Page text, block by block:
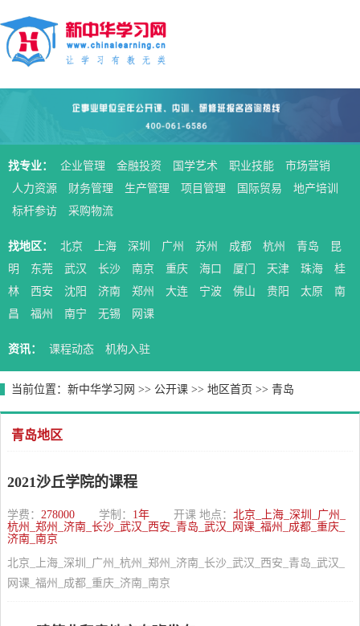
找专业： 企业管理 金融投资 国学艺术 职业技能
市场营销
人力资源
财务管理 生产管理 项目管理 国际贸易
地产培训
标杆参访
采购物流
找地区： 北京 上海 深圳 广州 苏州 成都 杭州 青岛
昆
明
东莞 武汉 长沙 南京 重庆 海口 厦门 天津 珠海
桂
林
西安 沈阳 济南 郑州 大连 宁波 佛山 贵阳 太原
南
昌
福州 南宁 无锡 网课
资讯： 课程动态 机构入驻
当前位置： 新中华学习网 >> 公开课 >> 地区首页 >> 青岛
青岛地区
2021沙丘学院的课程
学费： 278000 学制： 1年 开课 地点： 北京_上海_深圳_广州_
杭州_郑州_济南_长沙_武汉_西安_青岛_武汉_网课_福州_成都_重庆_
济南_南京
北京_上海_深圳_广州_杭州_郑州_济南_长沙_武汉_西安_青岛_武汉_
网课_福州_成都_重庆_济南_南京